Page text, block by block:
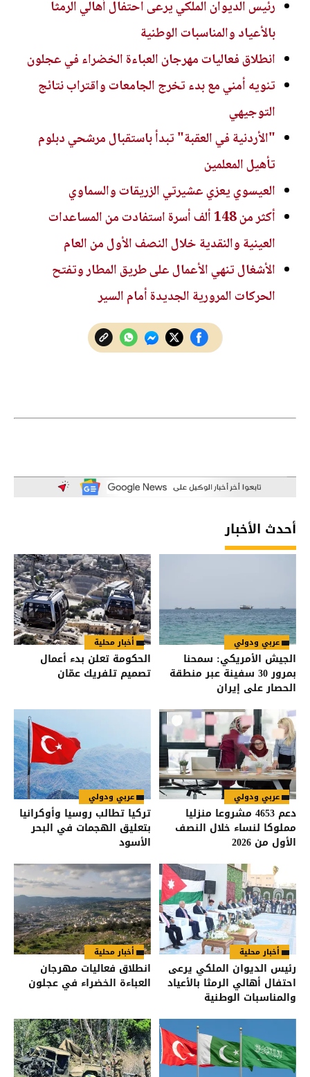
رئيس الديوان الملكي يرعى احتفال أهالي الرمثا
بالأعياد والمناسبات الوطنية
انطلاق فعاليات مهرجان العباءة الخضراء في عجلون
تنويه أمني مع بدء تخرج الجامعات واقتراب نتائج
التوجيهي
"الأردنية في العقبة" تبدأ باستقبال مرشحي دبلوم
تأهيل المعلمين
العيسوي يعزي عشيرتي الزريقات والسماوي
أكثر من 148 ألف أسرة استفادت من المساعدات
العينية والنقدية خلال النصف الأول من العام
الأشغال تنهي الأعمال على طريق المطار وتفتح
الحركات المرورية الجديدة أمام السير
أحدث الأخبار
عربي ودولي
الجيش الأمريكي: سمحنا
بمرور 30 سفينة عبر منطقة
الحصار على إيران
أخبار محلية
الحكومة تعلن بدء أعمال
تصميم تلفريك عمّان
عربي ودولي
دعم 4653 مشروعا منزليا
مملوكا لنساء خلال النصف
الأول من 2026
عربي ودولي
تركيا تطالب روسيا وأوكرانيا
بتعليق الهجمات في البحر
الأسود
أخبار محلية
رئيس الديوان الملكي يرعى
احتفال أهالي الرمثا بالأعياد
والمناسبات الوطنية
أخبار محلية
انطلاق فعاليات مهرجان
العباءة الخضراء في عجلون